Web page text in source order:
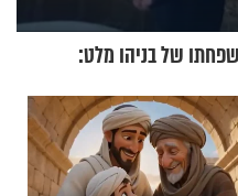
של בניהו מלט: